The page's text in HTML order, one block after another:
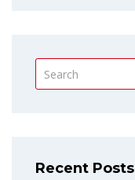
Recent Posts